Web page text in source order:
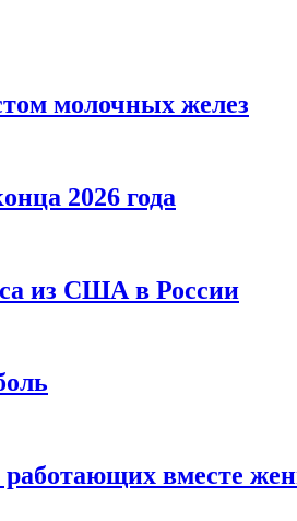
молочных желез
2026 года
из США в России
работающих вместе